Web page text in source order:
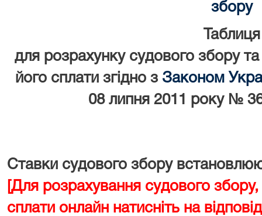
збору
Таблиця
для розрахунку судового збору
його сплати згідно з Законом
08 липня 2011 року №
Ставки судового збору
[Для розрахування судового
сплати онлайн натисніть на